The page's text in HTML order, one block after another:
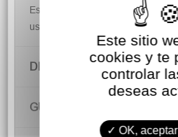
Estos zapato de gitana son los
usados, tanto en las ferias como
DETALLES DEL
GUÍA DE TALLAS
Este sitio
cookies y te
controlar
deseas
OK,